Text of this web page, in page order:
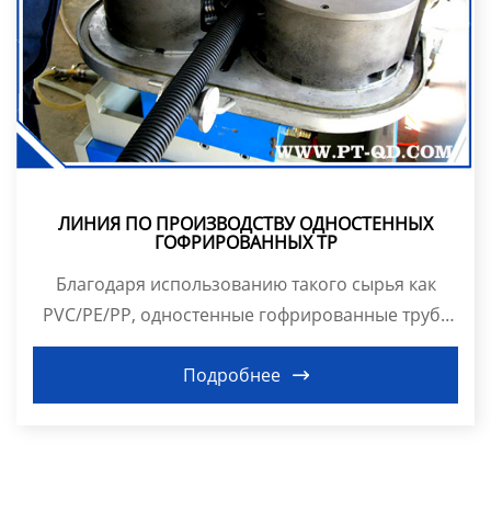
Контакты
Продукция
ЛИНИЯ ПО ПРОИЗВОДСТВУ ОДНОСТЕННЫХ
ГОФРИРОВАННЫХ ТР
Благодаря использованию такого сырья как
PVC/PE/PP, одностенные гофрированные трубы
имеют отли...
Подробнее
